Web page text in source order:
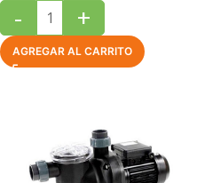
- +
AGREGAR AL CARRITO